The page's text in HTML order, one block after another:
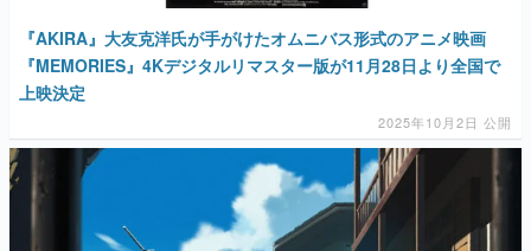
『AKIRA』大友克洋氏が手がけたオムニバス形式のアニメ映画
『MEMORIES』4Kデジタルリマスター版が11月28日より全国で
上映決定
2025年10月2日 公開